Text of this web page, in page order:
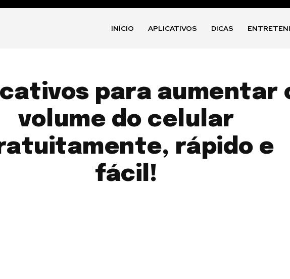
INÍCIO APLICATIVOS DICAS
para aumentar
volume do celular
rápido e
fácil!